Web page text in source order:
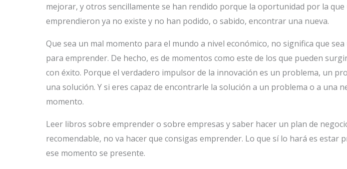
mejorar, y otros sencillamente se han rendido porque la oportunidad por la que
emprendieron ya no existe y no han podido, o sabido, encontrar una nueva.
Que sea un mal momento para el mundo a nivel económico, no significa que
para emprender. De hecho, es de momentos como este de los que pueden
con éxito. Porque el verdadero impulsor de la innovación es un problema, un
una solución. Y si eres capaz de encontrarle la solución a un problema o a una
momento.
Leer libros sobre emprender o sobre empresas y saber hacer un plan de
recomendable, no va hacer que consigas emprender. Lo que sí lo hará es estar
ese momento se presente.